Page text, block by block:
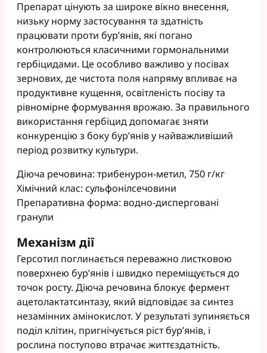
Препарат цінують за широке вікно внесення,
низьку норму застосування та здатність
працювати проти бур’янів, які погано
контролюються класичними гормональними
гербіцидами. Це особливо важливо у посівах
зернових, де чистота поля напряму впливає на
продуктивне кущення, освітленість посіву та
рівномірне формування врожаю. За правильного
використання гербіцид допомагає зняти
конкуренцію з боку бур’янів у найважливіший
період розвитку культури.
Діюча речовина: трибенурон-метил, 750 г/кг
Хімічний клас: сульфонілсечовини
Препаративна форма: водно-дисперговані
гранули
Механізм дії
Герсотил поглинається переважно листковою
поверхнею бур’янів і швидко переміщується до
точок росту. Діюча речовина блокує фермент
ацетолактатсинтазу, який відповідає за синтез
незамінних амінокислот. У результаті зупиняється
поділ клітин, пригнічується ріст бур’янів, і
рослина поступово втрачає життєздатність.